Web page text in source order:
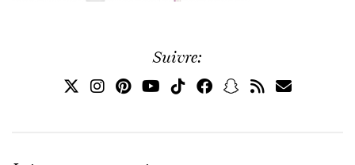
Suivre: